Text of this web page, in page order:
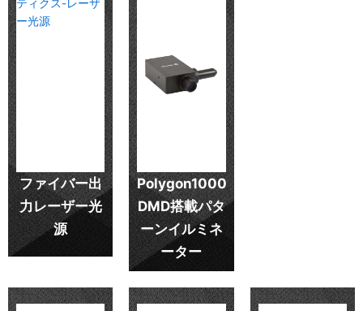
ファイバー出
力レーザー光
源
Polygon1000
DMD搭載パタ
ーンイルミネ
ーター